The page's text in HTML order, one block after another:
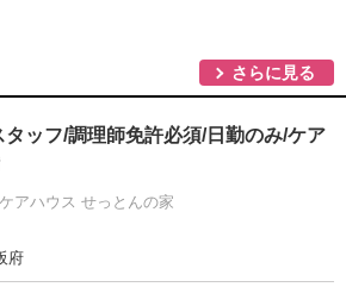
さらに見る
タッフ/調理師免許必須/日勤のみ/ケア
アハウス せっとんの家
府